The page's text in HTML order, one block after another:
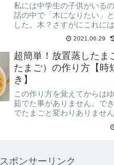
私には中学生の子供がいる
話の中で「木になりたい」
した。木？さすがにこれには
ました。デザイナーや
子供がなりたそうな職業は
も、まさかの「木」？想定
か、メンタルは大丈夫...
2021.06.29
超簡単！放置蒸したま
たまご）の作り方【時
き】
この作り方を覚えてからは
茹でた事がありません。で
でたまごと変わりありませ
でぜひお試しあれ。用意す
ある鍋作り方鍋に１㎝ほど
スポンサーリンク